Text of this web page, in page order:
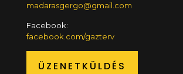
madarasgergo@gmail.com
Facebook:
facebook.com/gazterv
ÜZENETKÜLDÉS